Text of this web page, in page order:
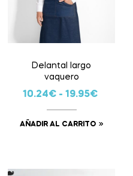
Delantal largo
vaquero
10.24€- 19.95€
AÑADIR AL CARRITO